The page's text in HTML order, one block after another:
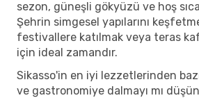
sezon, güneşli gökyüzü ve hoş
Şehrin simgesel yapılarını
festivallere katılmak veya teras
için ideal zamandır.
Sikasso'in en iyi lezzetlerinden
ve gastronomiye dalmayı mı